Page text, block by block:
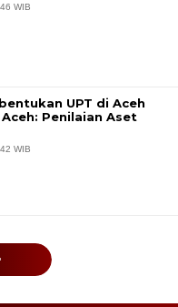
WIB
UPT di Aceh
Penilaian Aset
WIB